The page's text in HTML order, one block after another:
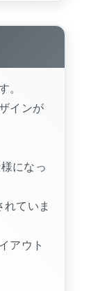
。
インが
になっ
れていま
アウト